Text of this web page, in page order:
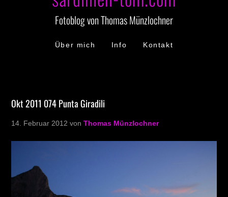
Fotoblog von Thomas Münzlochner
Über mich Info Kontakt
Okt 2011 074 Punta Giradili
14. Februar 2012 vonThomas Münzlochner